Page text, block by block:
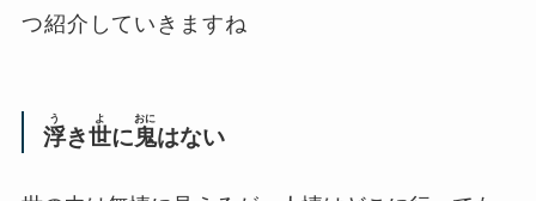
つ紹介していきますね
浮
う
き世
よ
に鬼
おに
はない